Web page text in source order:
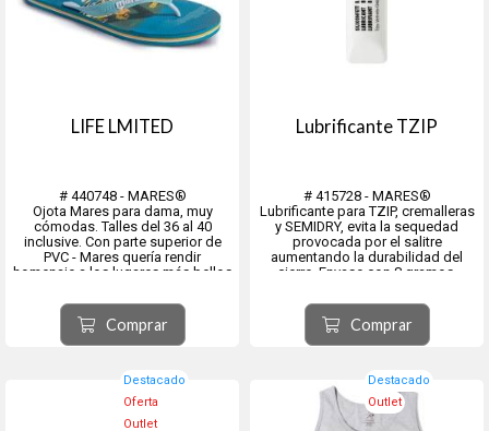
LIFE LMITED
# 440748 - MARES®
Ojota Mares para dama, muy
cómodas. Talles del 36 al 40
inclusive. Con parte superior de
PVC - Mares quería rendir
homenaje a los lugares más bellos
Matera, con modelos Limited por
su originalidad y comodidad.
Comprar
Lubrificante TZIP
# 415728 - MARES®
Lubrificante para TZIP, cremalleras
y SEMIDRY, evita la sequedad
provocada por el salitre
aumentando la durabilidad del
cierre. Envase con 8 gramos.
Comprar
Destacado
Oferta
Outlet
Destacado
Outlet